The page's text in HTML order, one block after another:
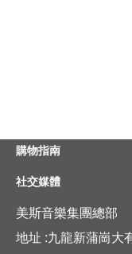
購物指南
社交媒體
美斯音樂集團總部
地址 :九龍新蒲崗大